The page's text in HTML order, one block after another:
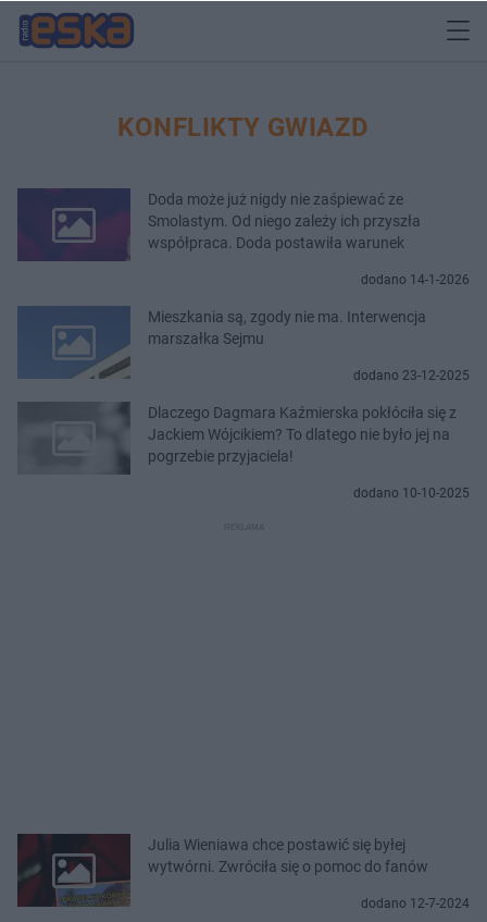
KONFLIKTY GWIAZD
Doda może już nigdy nie zaśpiewać ze
Smolastym. Od niego zależy ich przyszła
współpraca. Doda postawiła warunek
dodano 14-1-2026
Mieszkania są, zgody nie ma. Interwencja
marszałka Sejmu
dodano 23-12-2025
Dlaczego Dagmara Kaźmierska pokłóciła się z
Jackiem Wójcikiem? To dlatego nie było jej na
pogrzebie przyjaciela!
dodano 10-10-2025
Julia Wieniawa chce postawić się byłej
wytwórni. Zwróciła się o pomoc do fanów
dodano 12-7-2024